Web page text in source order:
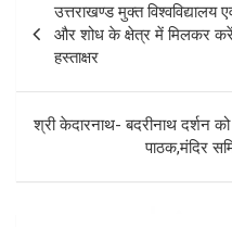
navigation
उत्तराखण्ड मुक्त
और शोध के क्षेत्र में मिलकर
हस्ताक्षर
श्री केदारनाथ- बदरीनाथ दर्शन
पाठक,मंदिर